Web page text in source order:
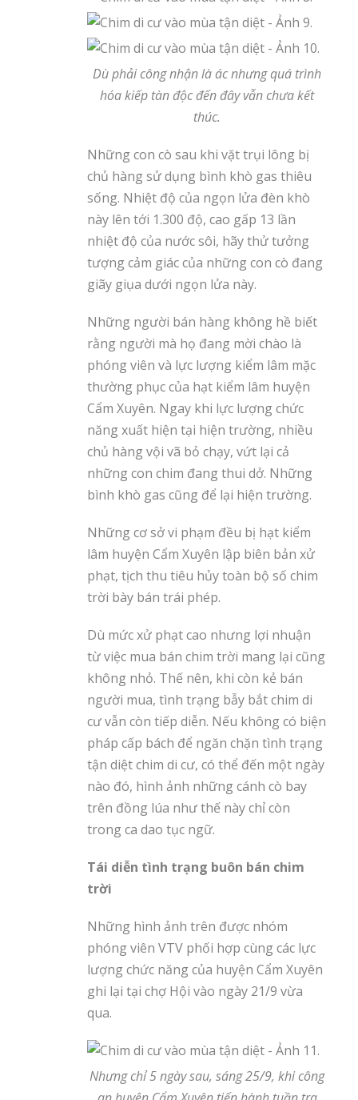
Dù phải công nhận là ác nhưng quá trình
hóa kiếp tàn độc đến đây vẫn chưa kết
thúc.
Những con cò sau khi vặt trụi lông bị
chủ hàng sử dụng bình khò gas thiêu
sống. Nhiệt độ của ngọn lửa đèn khò
này lên tới 1.300 độ, cao gấp 13 lần
nhiệt độ của nước sôi, hãy thử tưởng
tượng cảm giác của những con cò đang
giãy giụa dưới ngọn lửa này.
Những người bán hàng không hề biết
rằng người mà họ đang mời chào là
phóng viên và lực lượng kiểm lâm mặc
thường phục của hạt kiểm lâm huyện
Cẩm Xuyên. Ngay khi lực lượng chức
năng xuất hiện tại hiện trường, nhiều
chủ hàng vội vã bỏ chạy, vứt lại cả
những con chim đang thui dở. Những
bình khò gas cũng để lại hiện trường.
Những cơ sở vi phạm đều bị hạt kiểm
lâm huyện Cẩm Xuyên lập biên bản xử
phạt, tịch thu tiêu hủy toàn bộ số chim
trời bày bán trái phép.
Dù mức xử phạt cao nhưng lợi nhuận
từ việc mua bán chim trời mang lại cũng
không nhỏ. Thế nên, khi còn kẻ bán
người mua, tình trạng bẫy bắt chim di
cư vẫn còn tiếp diễn. Nếu không có biện
pháp cấp bách để ngăn chặn tình trạng
tận diệt chim di cư, có thể đến một ngày
nào đó, hình ảnh những cánh cò bay
trên đồng lúa như thế này chỉ còn
trong ca dao tục ngữ.
Tái diễn tình trạng buôn bán chim
trời
Những hình ảnh trên được nhóm
phóng viên VTV phối hợp cùng các lực
lượng chức năng của huyện Cẩm Xuyên
ghi lại tại chợ Hội vào ngày 21/9 vừa
qua.
Nhưng chỉ 5 ngày sau, sáng 25/9, khi công